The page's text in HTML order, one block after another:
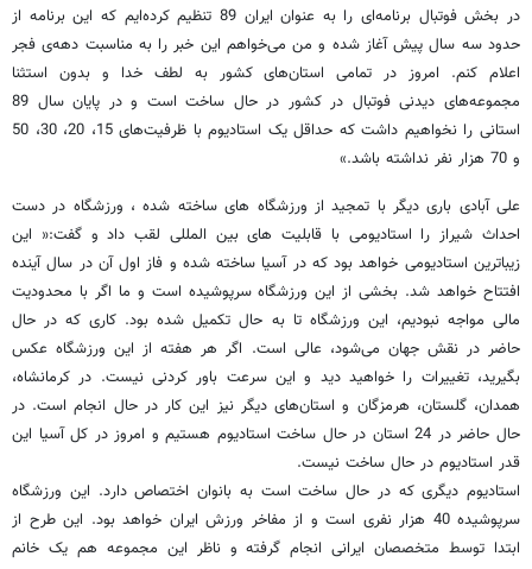
در بخش فوتبال برنامه‌ای را به عنوان ایران 89 تنظیم کرده‌ایم که این برنامه از
حدود سه سال پیش آغاز شده و من می‌خواهم این خبر را به مناسبت دهه‌ی فجر
اعلام کنم. امروز در تمامی استان‌های کشور به لطف خدا و بدون استثنا
مجموعه‌های دیدنی فوتبال در کشور در حال ساخت است و در پایان سال 89
استانی را نخواهیم داشت که حداقل یک استادیوم با ظرفیت‌های 15، 20، 30، 50
و 70 هزار نفر نداشته باشد.»
علی آبادی باری دیگر با تمجید از ورزشگاه های ساخته شده ، ورزشگاه در دست
احداث شیراز را استادیومی با قابلیت های بین المللی لقب داد و گفت:« این
زیباترین استادیومی خواهد بود که در آسیا ساخته شده و فاز اول آن در سال آینده
افتتاح خواهد شد. بخشی از این ورزشگاه سرپوشیده است و ما اگر با محدودیت
مالی مواجه نبودیم، این ورزشگاه تا به حال تکمیل شده بود. کاری که در حال
حاضر در نقش جهان می‌شود، عالی است. اگر هر هفته از این ورزشگاه عکس
بگیرید، تغییرات را خواهید دید و این سرعت باور کردنی نیست. در کرمانشاه،
همدان، گلستان، هرمزگان و استان‌های دیگر نیز این کار در حال انجام است. در
حال حاضر در 24 استان در حال ساخت استادیوم هستیم و امروز در کل آسیا این
قدر استادیوم در حال ساخت نیست.
استادیوم دیگری که در حال ساخت است به بانوان اختصاص دارد. این ورزشگاه
سرپوشیده 40 هزار نفری است و از مفاخر ورزش ایران خواهد بود. این طرح از
ابتدا توسط متخصصان ایرانی انجام گرفته و ناظر این مجموعه هم یک خانم